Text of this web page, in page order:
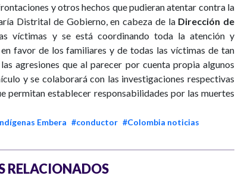
y otros hechos que pudieran atentar contra la
Distrital de Gobierno, en cabeza de la Dirección de
víctimas y se está coordinando toda la atención y
favor de los familiares y de todas las víctimas de tan
agresiones que al parecer por cuenta propia algunos
y se colaborará con las investigaciones respectivas
permitan establecer responsabilidades por las muertes
Embera #conductor #Colombia noticias
RELACIONADOS